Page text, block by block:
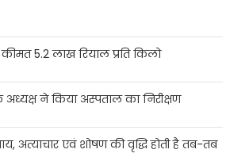
5.2 लाख रियाल प्रति किलो
ने किया अस्पताल का निरीक्षण
अत्याचार एवं शोषण की वृद्धि होती है तब-तब